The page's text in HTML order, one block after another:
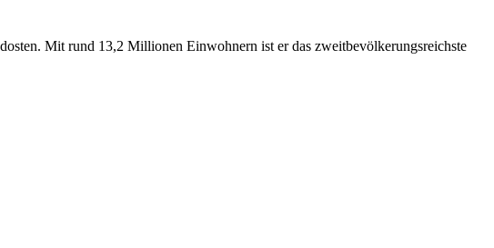
Mit rund 13,2 Millionen Einwohnern ist er das zweitbevölkerungsreichste